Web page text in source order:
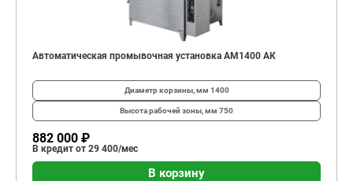
Автоматическая промывочная установка АМ1400 АК
Диаметр корзины, мм 1400
Высота рабочей зоны, мм 750
882 000 ₽
В кредит от 29 400/мес
В корзину